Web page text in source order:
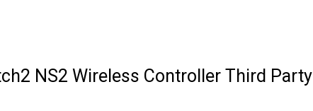
NS2 Wireless Controller Third Party